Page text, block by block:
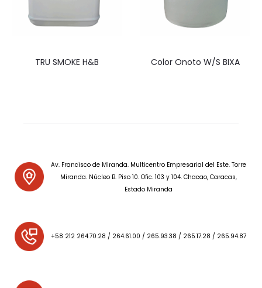
TRU SMOKE H&B Color Onoto W/S BIXA
Av. Francisco de Miranda. Multicentro Empresarial del Este. Torre
Miranda. Núcleo B. Piso 10. Ofic. 103 y 104. Chacao, Caracas,
Estado Miranda
+58 212 264.70.28 / 264.61.00 / 265.93.38 / 265.17.28 / 265.94.87